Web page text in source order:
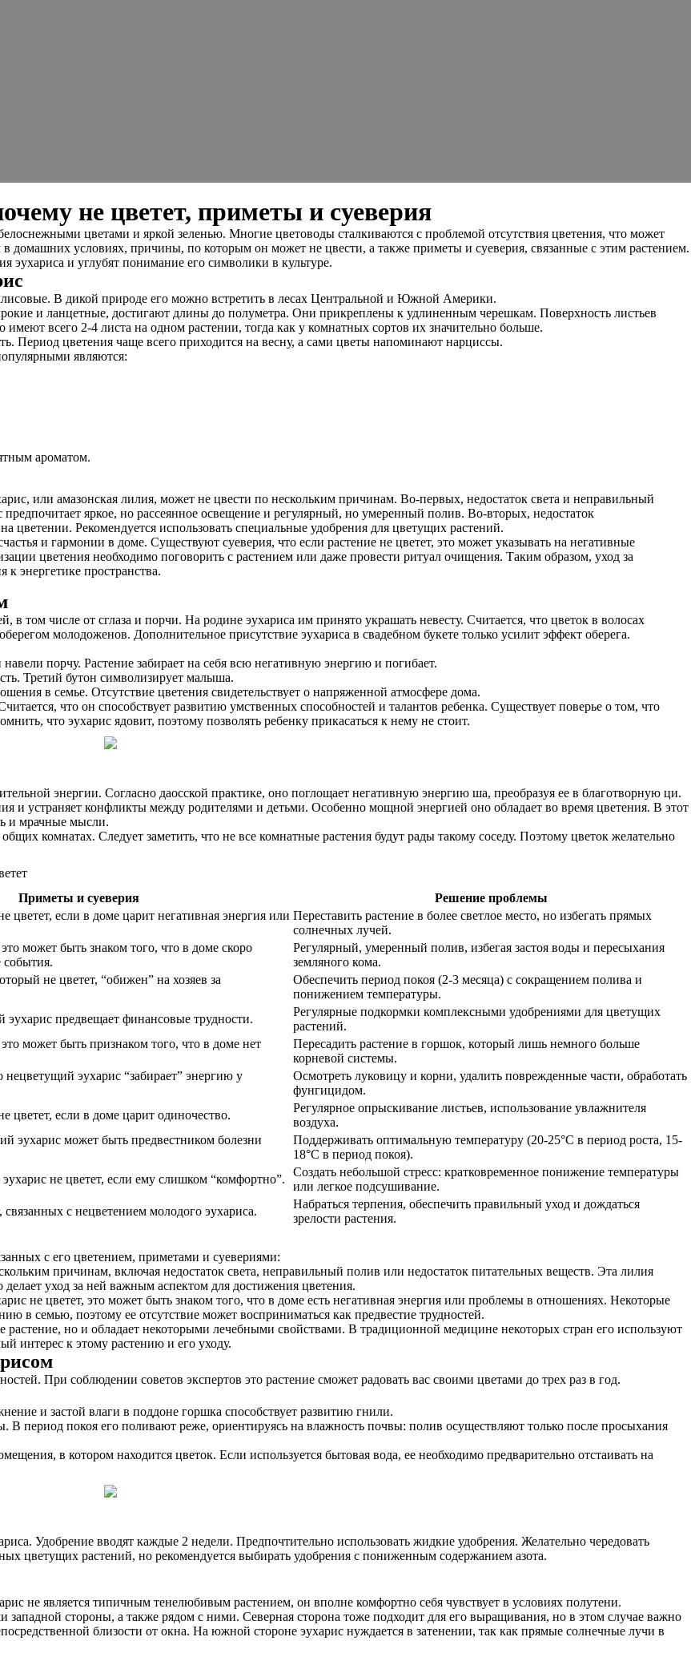
не цветет, приметы и суеверия
цветами и яркой зеленью. Многие цветоводы сталкиваются с проблемой отсутствия цветения, что может
в домашних условиях, причины, по которым он может не цвести, а также приметы и суеверия, связанные с этим растением.
эухариса и углубят понимание его символики в культуре.
В дикой природе его можно встретить в лесах Центральной и Южной Америки.
и ланцетные, достигают длины до полуметра. Они прикреплены к удлиненным черешкам. Поверхность листьев
всего 2-4 листа на одном растении, тогда как у комнатных сортов их значительно больше.
Период цветения чаще всего приходится на весну, а сами цветы напоминают нарциссы.
являются:
ароматом.
или амазонская лилия, может не цвести по нескольким причинам. Во-первых, недостаток света и неправильный
яркое, но рассеянное освещение и регулярный, но умеренный полив. Во-вторых, недостаток
цветении. Рекомендуется использовать специальные удобрения для цветущих растений.
и гармонии в доме. Существуют суеверия, что если растение не цветет, это может указывать на негативные
цветения необходимо поговорить с растением или даже провести ритуал очищения. Таким образом, уход за
энергетике пространства.
том числе от сглаза и порчи. На родине эухариса им принято украшать невесту. Считается, что цветок в волосах
молодоженов. Дополнительное присутствие эухариса в свадебном букете только усилит эффект оберега.
порчу. Растение забирает на себя всю негативную энергию и погибает.
Третий бутон символизирует малыша.
в семье. Отсутствие цветения свидетельствует о напряженной атмосфере дома.
что он способствует развитию умственных способностей и талантов ребенка. Существует поверье о том, что
что эухарис ядовит, поэтому позволять ребенку прикасаться к нему не стоит.
энергии. Согласно даосской практике, оно поглощает негативную энергию ша, преобразуя ее в благотворную ци.
и устраняет конфликты между родителями и детьми. Особенно мощной энергией оно обладает во время цветения. В этот
и мрачные мысли.
комнатах. Следует заметить, что не все комнатные растения будут рады такому соседу. Поэтому цветок желательно
Приметы и суеверия
Решение проблемы
цветет, если в доме царит негативная энергия или Переставить растение в более светлое место, но избегать прямых
солнечных лучей.
может быть знаком того, что в доме скоро
события.
Регулярный, умеренный полив, избегая застоя воды и пересыхания
земляного кома.
не цветет, “обижен” на хозяев за
Обеспечить период покоя (2-3 месяца) с сокращением полива и
понижением температуры.
эухарис предвещает финансовые трудности.
Регулярные подкормки комплексными удобрениями для цветущих
растений.
может быть признаком того, что в доме нет
Пересадить растение в горшок, который лишь немного больше
корневой системы.
нецветущий эухарис “забирает” энергию у
Осмотреть луковицу и корни, удалить поврежденные части, обработать
фунгицидом.
цветет, если в доме царит одиночество.
Регулярное опрыскивание листьев, использование увлажнителя
воздуха.
эухарис может быть предвестником болезни
Поддерживать оптимальную температуру (20-25°C в период роста, 15-
18°C в период покоя).
не цветет, если ему слишком “комфортно”.
Создать небольшой стресс: кратковременное понижение температуры
или легкое подсушивание.
с нецветением молодого эухариса.
Набраться терпения, обеспечить правильный уход и дождаться
зрелости растения.
с его цветением, приметами и суевериями:
причинам, включая недостаток света, неправильный полив или недостаток питательных веществ. Эта лилия
уход за ней важным аспектом для достижения цветения.
не цветет, это может быть знаком того, что в доме есть негативная энергия или проблемы в отношениях. Некоторые
в семью, поэтому ее отсутствие может восприниматься как предвестие трудностей.
растение, но и обладает некоторыми лечебными свойствами. В традиционной медицине некоторых стран его используют
интерес к этому растению и его уходу.
При соблюдении советов экспертов это растение сможет радовать вас своими цветами до трех раз в год.
и застой влаги в поддоне горшка способствует развитию гнили.
период покоя его поливают реже, ориентируясь на влажность почвы: полив осуществляют только после просыхания
в котором находится цветок. Если используется бытовая вода, ее необходимо предварительно отстаивать на
Удобрение вводят каждые 2 недели. Предпочтительно использовать жидкие удобрения. Желательно чередовать
цветущих растений, но рекомендуется выбирать удобрения с пониженным содержанием азота.
не является типичным тенелюбивым растением, он вполне комфортно себя чувствует в условиях полутени.
стороны, а также рядом с ними. Северная сторона тоже подходит для его выращивания, но в этом случае важно
близости от окна. На южной стороне эухарис нуждается в затенении, так как прямые солнечные лучи в